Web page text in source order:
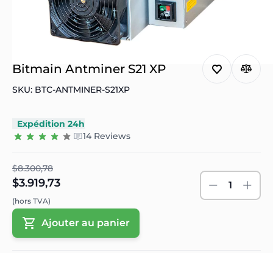
Bitmain Antminer S21 XP
SKU: BTC-ANTMINER-S21XP
Expédition 24h
14 Reviews
$8.300,78
$3.919,73
(hors TVA)
1
Ajouter au panier